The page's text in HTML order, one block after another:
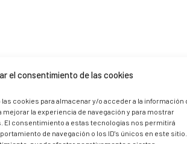
el consentimiento de las cookies
cookies para almacenar y/o acceder a la información
la experiencia de navegación y para mostrar
El consentimiento a estas tecnologías nos permitirá
de navegación o los ID's únicos en este